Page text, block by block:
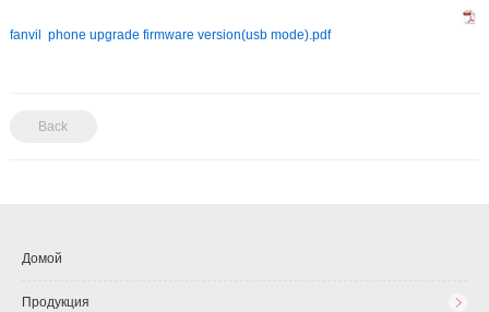
fanvil phone upgrade firmware version(usb mode).pdf
Back
Домой
Продукция